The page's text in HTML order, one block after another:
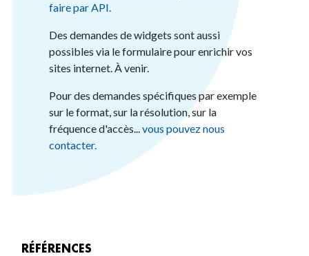
faire par API.
Des demandes de widgets sont aussi
possibles via le formulaire pour enrichir vos
sites internet. À venir.
Pour des demandes spécifiques par exemple
sur le format, sur la résolution, sur la
fréquence d'accès...vous pouvez nous
contacter.
RÉFÉRENCES